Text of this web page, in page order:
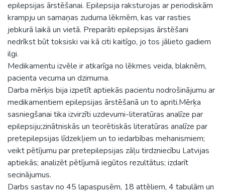
epilepsijas ārstēšanai. Epilepsija raksturojas ar periodiskām
krampju un samaņas zuduma lēkmēm, kas var rasties
jebkurā laikā un vietā. Preparāti epilepsijas ārstēšani
nedrīkst būt toksiski vai kā citi kaitīgo, jo tos jālieto gadiem
ilgi.
Medikamentu izvēle ir atkarīga no lēkmes veida, blaknēm,
pacienta vecuma un dzimuma.
Darba mērķis bija izpetīt aptiekās pacientu nodrošinājumu ar
medikamentiem epilepsijas ārstēšanā un to apriti.Mērķa
sasniegšanai tika izvirzīti uzdevumi-literatūras analīze par
epilepsiju;zinātniskās un teorētiskās literatūras analīze par
pretepilepsijas līdzekļiem un to iedarbības mehanismiem;
veikt pētījumu par pretepilepsijas zāļu tirdzniecību Latvijas
aptiekās; analizēt pētījumā iegūtos rezultātus; izdarīt
secinājumus.
Darbs sastav no 45 lapaspusēm, 18 attēliem, 4 tabulām un